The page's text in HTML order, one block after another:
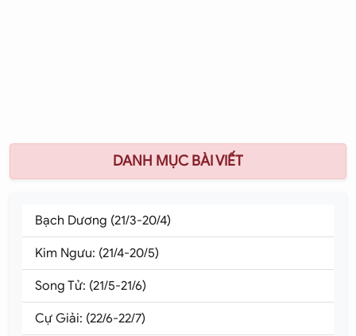
DANH MỤC BÀI VIẾT
Bạch Dương (21/3-20/4)
Kim Ngưu: (21/4-20/5)
Song Tử: (21/5-21/6)
Cự Giải: (22/6-22/7)